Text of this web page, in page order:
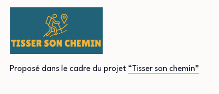
Proposé dans le cadre du projet “Tisser son chemin”